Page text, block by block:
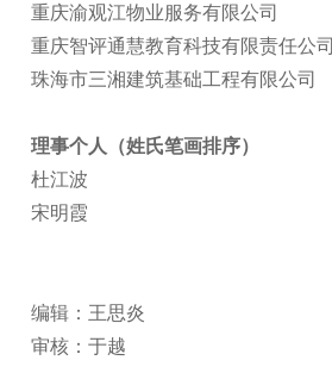
重庆渝观江物业服务有限公司
重庆智评通慧教育科技有限责任公司
珠海市三湘建筑基础工程有限公司
理事个人（姓氏笔画排序）
杜江波
宋明霞
编辑：王思炎
审核：于越